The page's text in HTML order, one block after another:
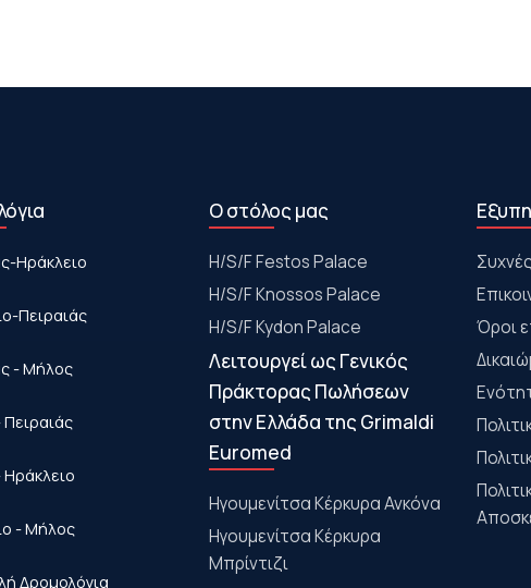
Ηράκλειο
Πειραιάς
- Μήλος
- Μήλος
Δρομολόγια
Ο στόλος μας
Η/S/F Festos Palace
H/S/F Knossos Palace
H/S/F Kydon Palace
Λειτουργεί ως Γενικός
Πράκτορας Πωλήσεων
στην Ελλάδα της Grimaldi
Euromed
Ηγουμενίτσα Κέρκυρα Ανκόνα
Ηγουμενίτσα Κέρκυρα
Μπρίντιζι
Όροι